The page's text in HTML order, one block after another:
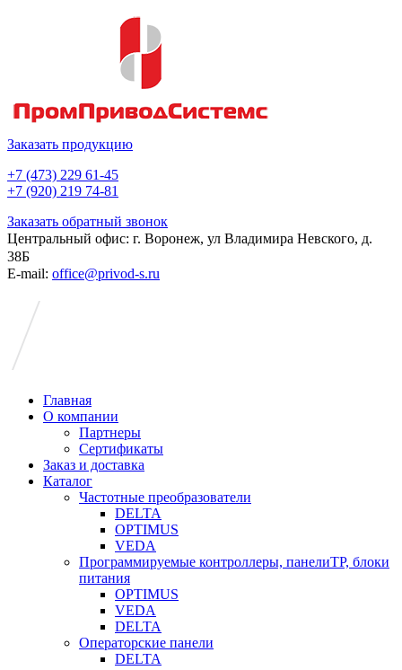
Заказать продукцию
+7 (473) 229 61-45
+7 (920) 219 74-81
Заказать обратный звонок
Центральный офис: г. Воронеж, ул Владимира Невского, д.
38Б
E-mail: office@privod-s.ru
Главная
О компании
Партнеры
Сертификаты
Заказ и доставка
Каталог
Частотные преобразователи
DELTA
OPTIMUS
VEDA
Программируемые контроллеры, панелиTP, блоки
питания
OPTIMUS
VEDA
DELTA
Операторские панели
DELTA